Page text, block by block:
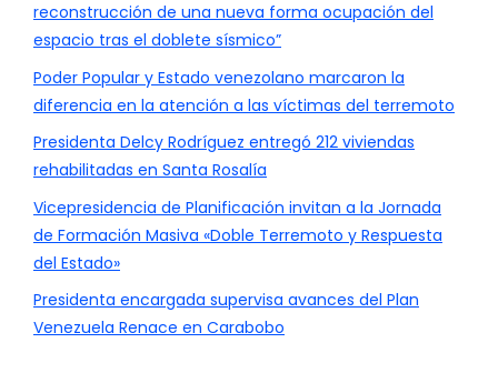
reconstrucción de una nueva forma ocupación del
espacio tras el doblete sísmico”
Poder Popular y Estado venezolano marcaron la
diferencia en la atención a las víctimas del terremoto
Presidenta Delcy Rodríguez entregó 212 viviendas
rehabilitadas en Santa Rosalía
Vicepresidencia de Planificación invitan a la Jornada
de Formación Masiva «Doble Terremoto y Respuesta
del Estado»
Presidenta encargada supervisa avances del Plan
Venezuela Renace en Carabobo